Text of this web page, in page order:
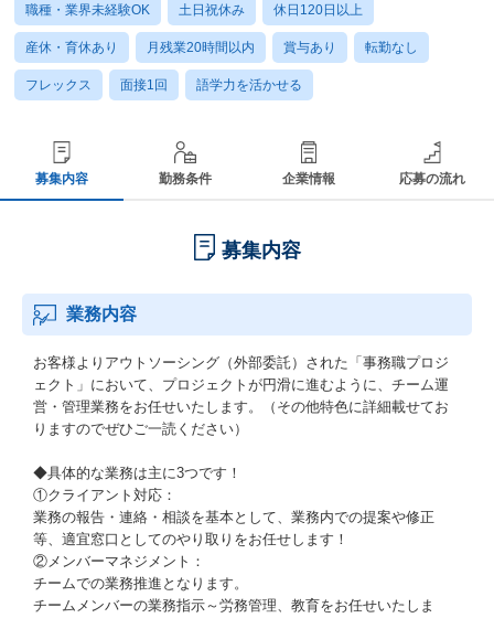
職種・業界未経験OK 土日祝休み 休日120日以上
産休・育休あり 月残業20時間以内 賞与あり 転勤なし
フレックス 面接1回 語学力を活かせる
募集内容 勤務条件 企業情報 応募の流れ
募集内容
業務内容
お客様よりアウトソーシング（外部委託）された「事務職プロジ
ェクト」において、プロジェクトが円滑に進むように、チーム運
営・管理業務をお任せいたします。（その他特色に詳細載せてお
りますのでぜひご一読ください）
◆具体的な業務は主に3つです！
①クライアント対応：
業務の報告・連絡・相談を基本として、業務内での提案や修正
等、適宜窓口としてのやり取りをお任せします！
②メンバーマネジメント：
チームでの業務推進となります。
チームメンバーの業務指示～労務管理、教育をお任せいたしま